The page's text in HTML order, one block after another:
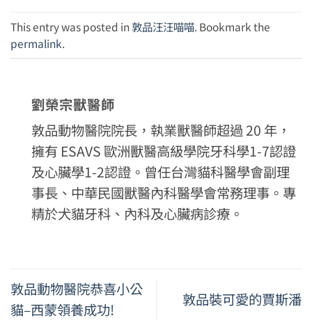
This entry was posted in敦品汪汪喵喵. Bookmark the
permalink.
劉榮宗獸醫師
敦品動物醫院院長，執業獸醫師超過 20 年，
擁有 ESAVS 歐洲獸醫高級學院牙科學1-7認證
及心臟學1-2認證。曾任台灣貓科醫學會副理
事長、中華民國獸醫內科醫學會常務理事。專
精於犬貓牙科、內科及心臟病診療。
敦品動物醫院恭喜小公
貓–西蒙領養成功!
敦品裝可愛的賈斯潘